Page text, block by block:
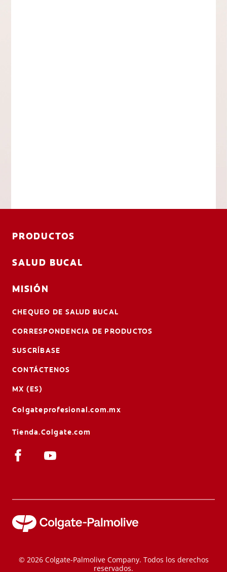
PRODUCTOS
SALUD BUCAL
MISIÓN
CHEQUEO DE SALUD BUCAL
CORRESPONDENCIA DE PRODUCTOS
SUSCRÍBASE
CONTÁCTENOS
MX (ES)
Colgateprofesional.com.mx
Tienda.Colgate.com
© 2026 Colgate-Palmolive Company. Todos los derechos
reservados.